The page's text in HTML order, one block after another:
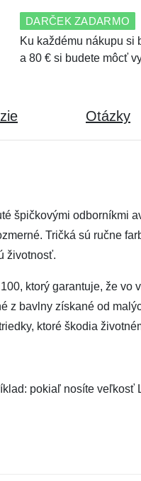
DARČEK ZADARMO
Ku každému nákupu si
a 80 € si budete môcť
Otázky
špičkovými odborníkmi
Tričká sú ručne
životnosť.
ktorý garantuje, že vo
z bavlny získané od
ktoré škodia
pokiaľ nosíte veľkosť